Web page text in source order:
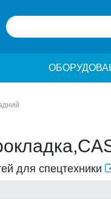
для спецтехники